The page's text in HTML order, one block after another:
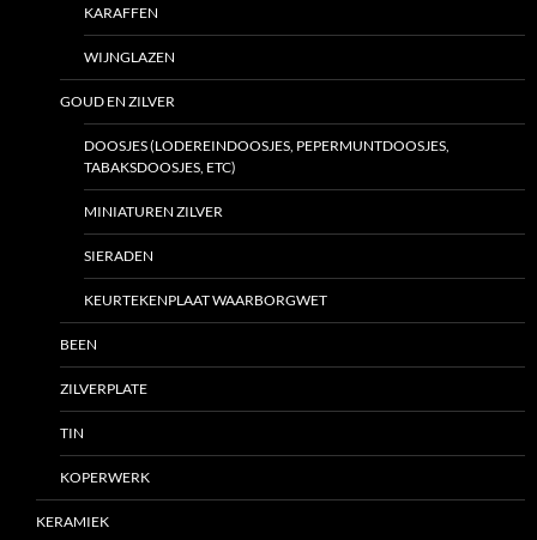
KARAFFEN
WIJNGLAZEN
GOUD EN ZILVER
DOOSJES (LODEREINDOOSJES, PEPERMUNTDOOSJES,
TABAKSDOOSJES, ETC)
MINIATUREN ZILVER
SIERADEN
KEURTEKENPLAAT WAARBORGWET
BEEN
ZILVERPLATE
TIN
KOPERWERK
KERAMIEK